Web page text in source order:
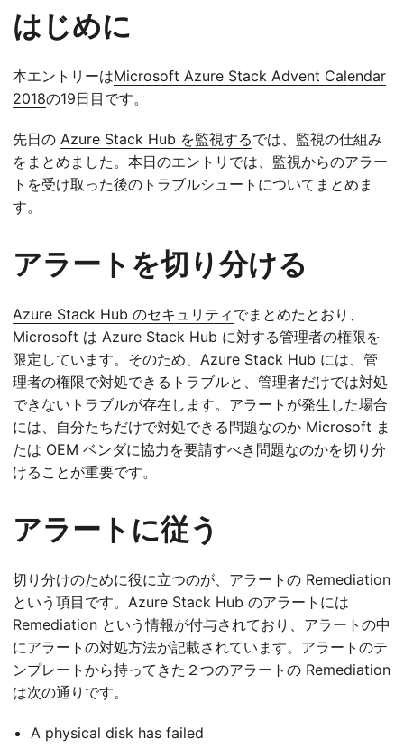
はじめに
本エントリーはMicrosoft Azure Stack Advent Calendar
2018の19日目です。
先日の Azure Stack Hub を監視するでは、監視の仕組み
をまとめました。本日のエントリでは、監視からのアラー
トを受け取った後のトラブルシュートについてまとめま
す。
アラートを切り分ける
Azure Stack Hub のセキュリティ でまとめたとおり、
Microsoft は Azure Stack Hub に対する管理者の権限を
限定しています。そのため、Azure Stack Hub には、管
理者の権限で対処できるトラブルと、管理者だけでは対処
できないトラブルが存在します。アラートが発生した場合
には、自分たちだけで対処できる問題なのか Microsoft ま
たは OEM ベンダに協力を要請すべき問題なのかを切り分
けることが重要です。
アラートに従う
切り分けのために役に立つのが、アラートの Remediation
という項目です。Azure Stack Hub のアラートには
Remediation という情報が付与されており、アラートの中
にアラートの対処方法が記載されています。アラートのテ
ンプレートから持ってきた２つのアラートの Remediation
は次の通りです。
A physical disk has failed